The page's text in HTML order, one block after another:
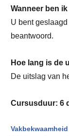
Wanneer ben
U bent
beantwoord.
Hoe lang is de
De uitslag van
Cursusduur: 6